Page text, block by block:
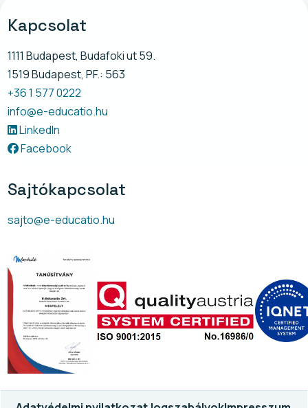
Kapcsolat
1111 Budapest, Budafoki ut 59.
1519 Budapest, PF.: 563
+36 1 577 0222
info@e-educatio.hu
LinkedIn
Facebook
Sajtókapcsolat
sajto@e-educatio.hu